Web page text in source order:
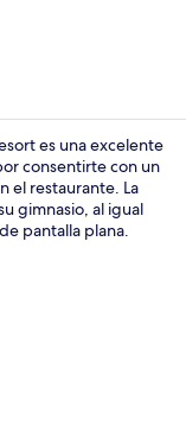
es una excelente
consentirte con un
el restaurante. La
gimnasio, al igual
pantalla plana.